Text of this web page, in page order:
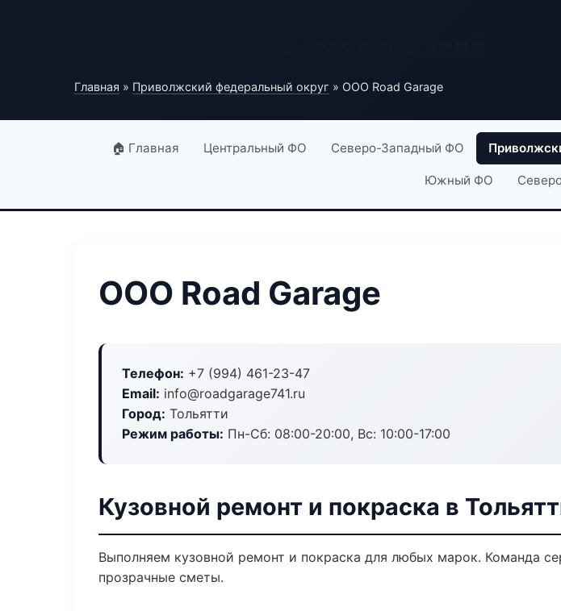
Главная » Приволжский федеральный округ » ООО Road Garage
🏠 Главная Центральный ФО Северо-Западный ФО
Южный ФО
ООО Road Garage
Телефон: +7 (994) 461-23-47
Email: info@roadgarage741.ru
Город: Тольятти
Режим работы: Пн-Сб: 08:00-20:00, Вс: 10:00-17:00
Кузовной ремонт и покраска в
Выполняем кузовной ремонт и покраска для любых марок. Команда
прозрачные сметы.